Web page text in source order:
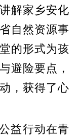
解家乡安化
自然资源事
的形式为孩
避险要点，
，获得了心
益行动在青